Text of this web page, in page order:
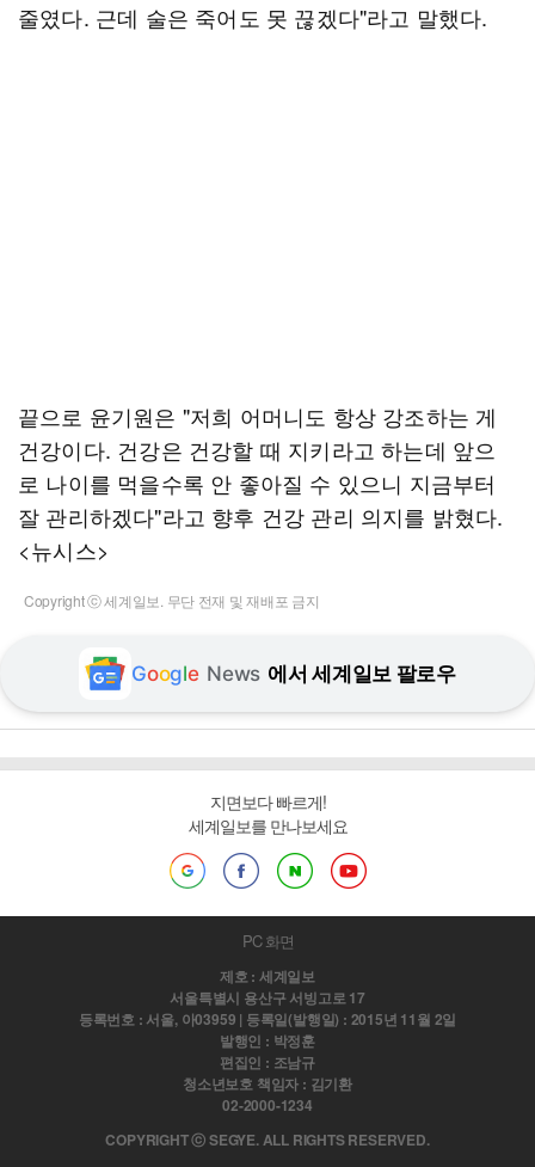
줄였다. 근데 술은 죽어도 못 끊겠다"라고 말했다.
끝으로 윤기원은 "저희 어머니도 항상 강조하는 게
건강이다. 건강은 건강할 때 지키라고 하는데 앞으
로 나이를 먹을수록 안 좋아질 수 있으니 지금부터
잘 관리하겠다"라고 향후 건강 관리 의지를 밝혔다.
<뉴시스>
Copyright ⓒ 세계일보. 무단 전재 및 재배포 금지
Google News 에서 세계일보 팔로우
지면보다 빠르게!
세계일보를 만나보세요
PC 화면
제호 : 세계일보
서울특별시 용산구 서빙고로 17
등록번호 : 서울, 아03959 | 등록일(발행일) : 2015년 11월 2일
발행인 : 박정훈
편집인 : 조남규
청소년보호 책임자 : 김기환
02-2000-1234
COPYRIGHT ⓒ SEGYE. ALL RIGHTS RESERVED.